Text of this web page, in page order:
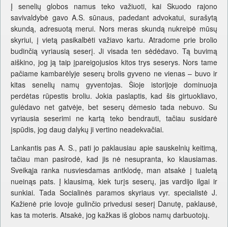
Į senelių globos namus teko važiuoti, kai Skuodo rajono
savivaldybė gavo A.S. sūnaus, padedant advokatui, surašytą
skundą, adresuotą merui. Nors meras skundą nukreipė mūsų
skyriui, į vietą pasikalbėti važiavo kartu. Atradome prie brolio
budinčią vyriausią seserį. Ji visada ten sėdėdavo. Tą buvimą
aiškino, jog ją taip įpareigojusios kitos trys seserys. Nors tame
pačiame kambarėlyje seserų brolis gyveno ne vienas – buvo ir
kitas senelių namų gyventojas. Šioje istorijoje dominuoja
perdėtas rūpestis broliu. Jokia paslaptis, kad šis girtuokliavo,
gulėdavo net gatvėje, bet seserų dėmesio tada nebuvo. Su
vyriausia seserimi ne kartą teko bendrauti, tačiau susidarė
įspūdis, jog daug dalykų ji vertino neadekvačiai.
Lankantis pas A. S., pati jo paklausiau apie sauskelnių keitimą,
tačiau man pasirodė, kad jis nė nesupranta, ko klausiamas.
Sveikąja ranka nusviesdamas antklodę, man atsakė į tualetą
nueinąs pats. Į klausimą, kiek turįs seserų, jas vardijo ilgai ir
sunkiai. Tada Socialinės paramos skyriaus vyr. specialistė J.
Kažienė prie lovoje gulinčio privedusi seserį Danutę, paklausė,
kas ta moteris. Atsakė, jog kažkas iš globos namų darbuotojų.